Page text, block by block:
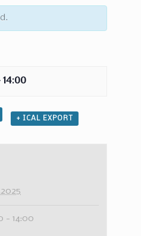
14:00
+ ICAL EXPORT
- 14:00